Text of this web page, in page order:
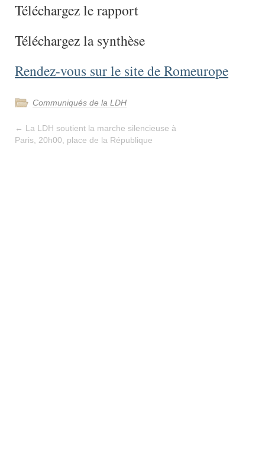
Téléchargez le rapport
Téléchargez la synthèse
Rendez-vous sur le site de Romeurope
Communiqués de la LDH
← La LDH soutient la marche silencieuse à
Paris, 20h00, place de la République